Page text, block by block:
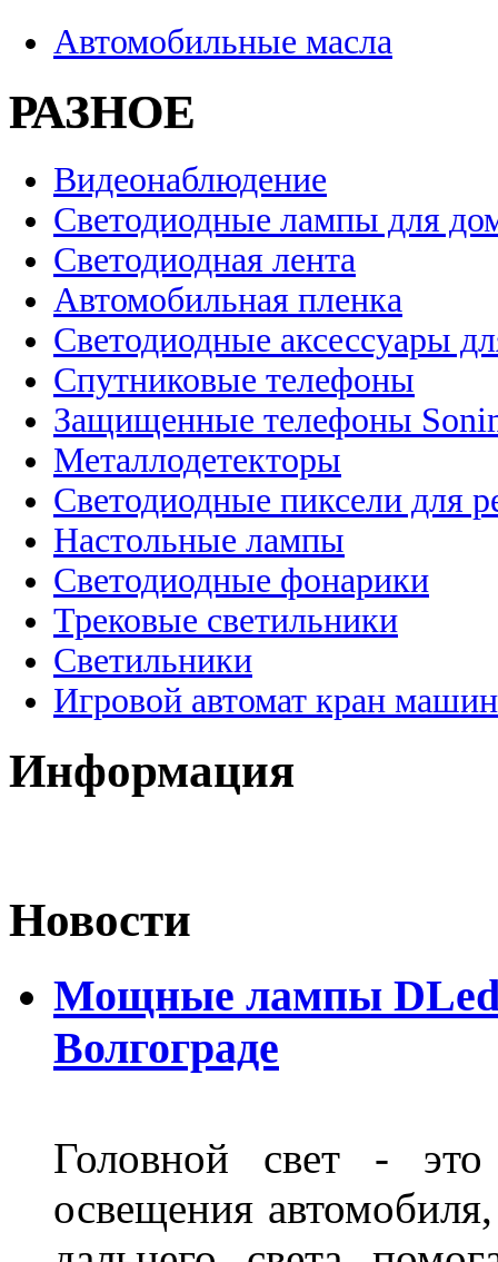
Автомобильные масла
РАЗНОЕ
Видеонаблюдение
Светодиодные лампы для
Светодиодная лента
Автомобильная пленка
Светодиодные аксессуары
Спутниковые телефоны
Защищенные телефоны
Металлодетекторы
Светодиодные пиксели для
Настольные лампы
Светодиодные фонарики
Трековые светильники
Светильники
Игровой автомат кран
Информация
Новости
Мощные лампы DLed
Волгограде
Головной свет -
освещения